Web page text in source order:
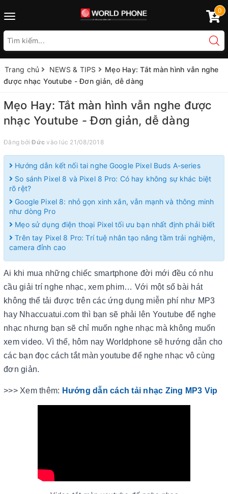
Toggle
0
Trang chủ NEWS & TIPS
Mẹo Hay: Tắt màn hình vẫn nghe
được nhạc Youtube - Đơn giản, dễ dàng
Mẹo Hay: Tắt màn hình vẫn nghe được
nhạc Youtube - Đơn giản, dễ dàng
Đăng bởiĐức vào lúc 21/08/2018
Hướng dẫn kết nối tai nghe Google Pixel Buds A-series
So sánh Pixel 8 và Pixel 8 Pro: Có hay không sự khác biệt
rõ rệt?
Google Pixel 8: nhỏ gọn xinh xắn, vẫn mạnh và thông minh
như dòng Pro
Mẹo sử dụng điện thoại Pixel tối ưu bạn nhất định phải biết
Trên tay Pixel 8 Pro: Trí tuệ nhân tạo nâng tầm trải nghiệm,
camera đỉnh cao
Ai khi mua những chiếc smartphone đời mới đều có nhu
cầu giải trí nghe nhạc, xem phim… Với một số bài hát
không thể tải được trên các ứng dụng miễn phí như MP3
hay Nhaccuatui.com thì bạn sẽ phải lên Youtube để nghe
nhạc nhưng bạn sẽ chỉ muốn nghe nhạc mà không muốn
xem video. Vì thế, hôm nay Worldphone sẽ hướng dẫn cho
các bạn đọc cách tắt màn youtube để nghe nhạc vô cùng
đơn giản.
>>> Xem thêm: Hướng dẫn cách tải nhạc Zing MP3 Vip